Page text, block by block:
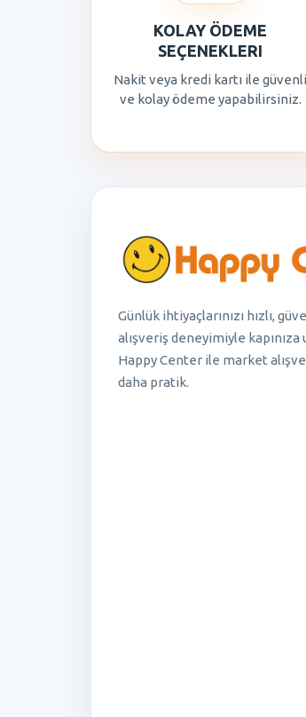
KOLAY ÖDEME
SEÇENEKLERI
Nakit veya kredi kartı ile güvenli
ve kolay ödeme yapabilirsiniz.
Günlük ihtiyaçlarınızı hızlı,
alışveriş deneyimiyle kapınıza
Happy Center ile market
daha pratik.